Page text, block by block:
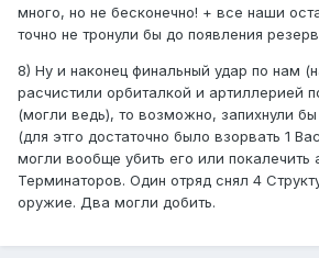
много, но не бесконечно! + все наши
точно не тронули бы до появления
8) Ну и наконец финальный удар по нам
расчистили орбиталкой и артиллерией
(могли ведь), то возможно, запихнули
(для этго достаточно было взорвать 1
могли вообще убить его или покалечить
Терминаторов. Один отряд снял 4
оружие. Два могли добить.